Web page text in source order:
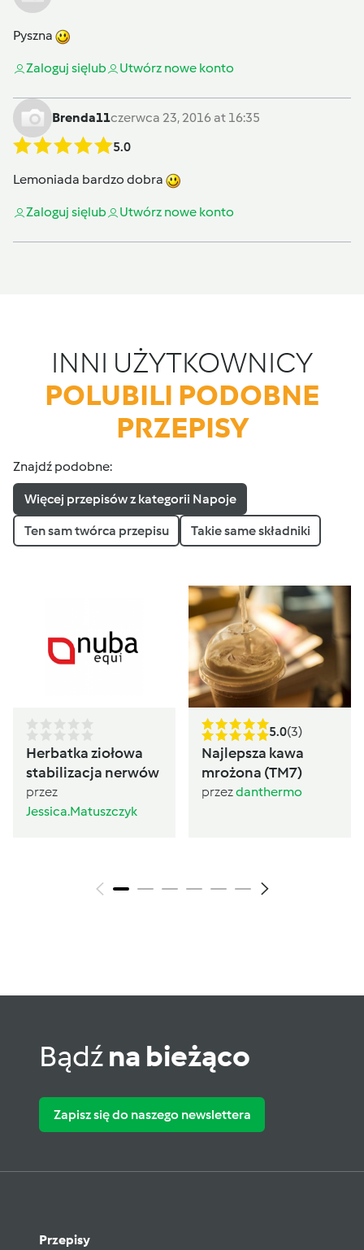
Pyszna
Zaloguj sięlub Utwórz nowe konto
Brenda11czerwca 23, 2016 at 16:35
5.0
Lemoniada bardzo dobra
Zaloguj sięlub Utwórz nowe konto
INNI UŻYTKOWNICY
POLUBILI PODOBNE
PRZEPISY
Znajdź podobne:
Więcej przepisów z kategorii Napoje
Ten sam twórca przepisu Takie same składniki
Herbatka ziołowa
stabilizacja nerwów
przez
Jessica.Matuszczyk
5.0(3)
Najlepsza kawa
mrożona (TM7)
przezdanthermo
Bądźna bieżąco
Zapisz się do naszego newslettera
Przepisy